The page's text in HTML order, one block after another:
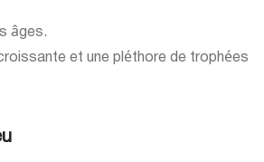
âges.
et une pléthore de trophées